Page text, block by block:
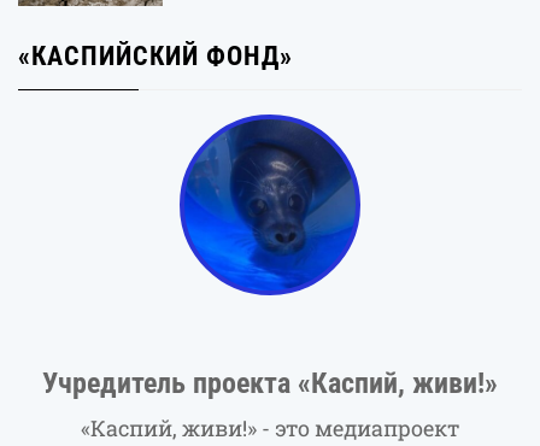
«КАСПИЙСКИЙ ФОНД»
Учредитель проекта «Каспий, живи!»
«Каспий, живи!» - это медиапроект